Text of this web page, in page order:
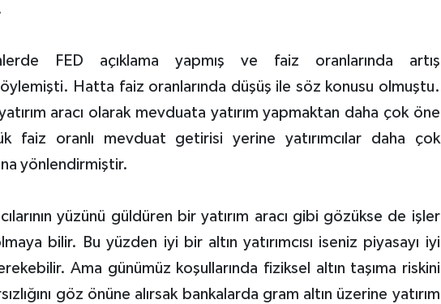
FED açıklama yapmış ve faiz oranlarında artış
Hatta faiz oranlarında düşüş ile söz konusu olmuştu.
aracı olarak mevduata yatırım yapmaktan daha çok öne
faiz oranlı mevduat getirisi yerine yatırımcılar daha çok
yönlendirmiştir.
yüzünü güldüren bir yatırım aracı gibi gözükse de işler
bilir. Bu yüzden iyi bir altın yatırımcısı iseniz piyasayı iyi
Ama günümüz koşullarında fiziksel altın taşıma riskini
göz önüne alırsak bankalarda gram altın üzerine yatırım